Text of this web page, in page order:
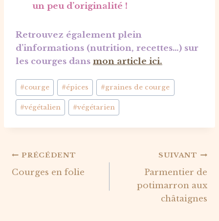
un peu d’originalité !
Retrouvez également plein
d’informations (nutrition, recettes…) sur
les courges dans mon article ici.
Étiquettes
de
la
#courge #épices #graines de courge
#végétalien #végétarien
Navigation
de
PRÉCÉDENT
Courges en folie
SUIVANT
Parmentier de
potimarron aux
châtaignes